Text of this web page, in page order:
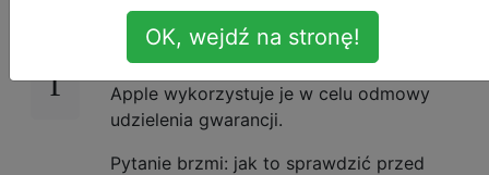
sprawdzenia, czy urządzenie kiedykolwiek
zmokło.
Apple wykorzystuje je w celu odmowy
udzielenia gwarancji.
Pytanie brzmi: jak to sprawdzić przed
OK, wejdź na stronę!